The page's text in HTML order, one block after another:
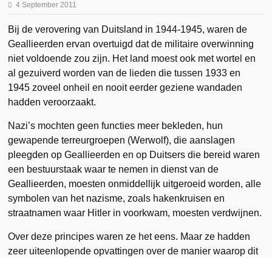
4 September 2011
Bij de verovering van Duitsland in 1944-1945, waren de
Geallieerden ervan overtuigd dat de militaire overwinning
niet voldoende zou zijn. Het land moest ook met wortel en
al gezuiverd worden van de lieden die tussen 1933 en
1945 zoveel onheil en nooit eerder geziene wandaden
hadden veroorzaakt.
Nazi’s mochten geen functies meer bekleden, hun
gewapende terreurgroepen (Werwolf), die aanslagen
pleegden op Geallieerden en op Duitsers die bereid waren
een bestuurstaak waar te nemen in dienst van de
Geallieerden, moesten onmiddellijk uitgeroeid worden, alle
symbolen van het nazisme, zoals hakenkruisen en
straatnamen waar Hitler in voorkwam, moesten verdwijnen.
Over deze principes waren ze het eens. Maar ze hadden
zeer uiteenlopende opvattingen over de manier waarop dit